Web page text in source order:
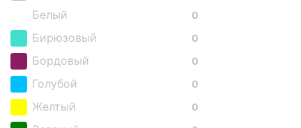
0
Белый
0
Бирюзовый
0
Бордовый
0
Голубой
0
Желтый